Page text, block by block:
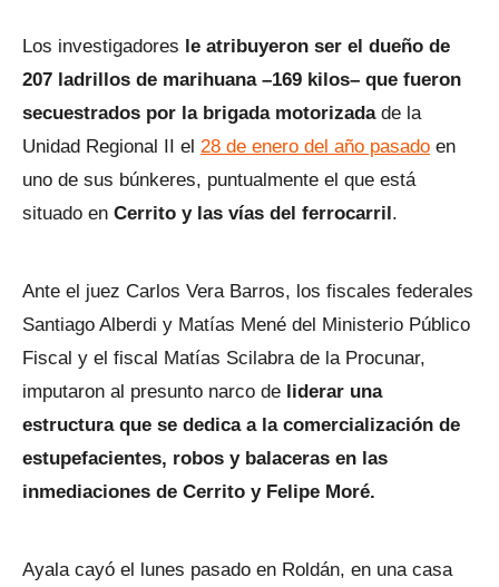
Los investigadores le atribuyeron ser el dueño de
207 ladrillos de marihuana –169 kilos– que fueron
secuestrados por la brigada motorizadade la
Unidad Regional II el 28 de enero del año pasado en
uno de sus búnkeres, puntualmente el que está
situado en Cerrito y las vías del ferrocarril.
Ante el juez Carlos Vera Barros, los fiscales federales
Santiago Alberdi y Matías Mené del Ministerio Público
Fiscal y el fiscal Matías Scilabra de la Procunar,
imputaron al presunto narco de liderar una
estructura que se dedica a la comercialización de
estupefacientes, robos y balaceras en las
inmediaciones de Cerrito y Felipe Moré.
Ayala cayó el lunes pasado en Roldán, en una casa